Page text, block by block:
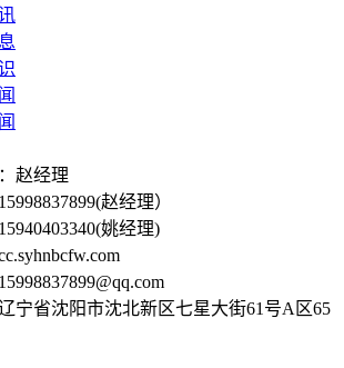
赵经理
赵经理）
姚经理)
宁省沈阳市沈北新区七星大街61号A区65